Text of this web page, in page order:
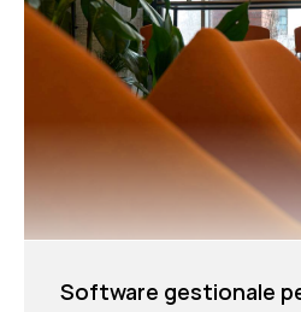
Software gestionale